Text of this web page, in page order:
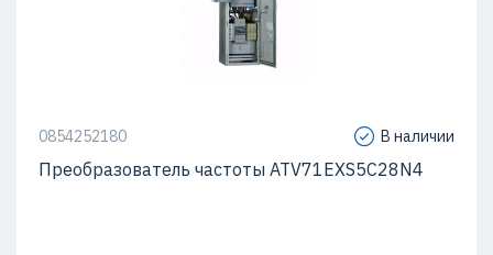
0854252180 В наличии
Преобразователь частоты ATV71EXS5C28N4